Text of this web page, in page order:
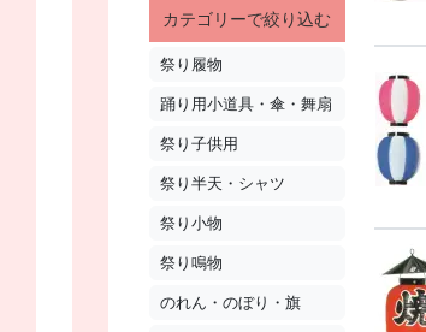
カテゴリーで絞り込む
祭り履物
踊り用小道具・傘・舞扇
祭り子供用
祭り半天・シャツ
祭り小物
祭り鳴物
のれん・のぼり・旗